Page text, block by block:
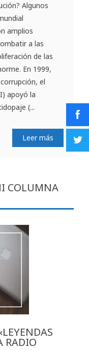
Algunos
amplios
a las
de las
En 1999,
el
apoyó la
(...
Leer más
COLUMNA
RADIO